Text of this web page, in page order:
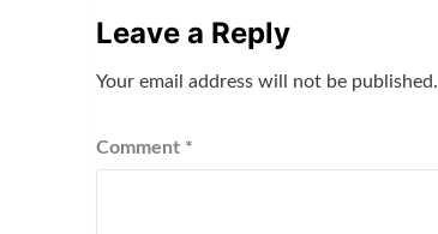
Leave a Reply
Your email address will not be published.
Comment *